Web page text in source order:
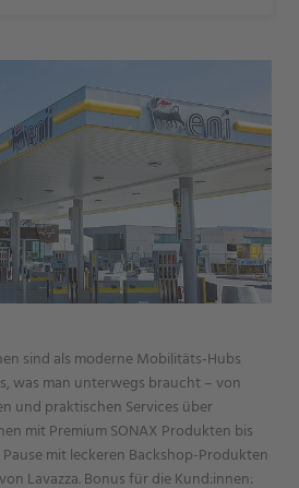
sind als moderne Mobilitäts‑Hubs
was man unterwegs braucht – von
und praktischen Services über
mit Premium SONAX Produkten bis
mit leckeren Backshop-Produkten
Lavazza. Bonus für die Kund:innen: